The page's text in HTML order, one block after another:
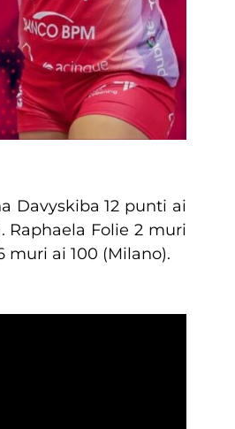
Davyskiba 12 punti ai
Raphaela Folie 2 muri
muri ai 100 (Milano).